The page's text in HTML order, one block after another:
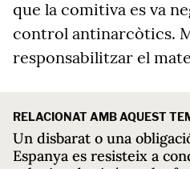
que la comitiva es va
control antinarcòtics.
responsabilitzar el
RELACIONAT AMB AQUEST
Un disbarat o una
Espanya es resisteix a